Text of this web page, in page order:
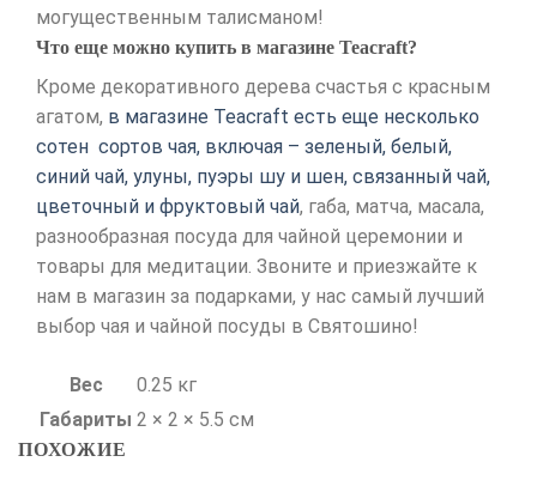
могущественным талисманом!
Что еще можно купить в магазине Teacraft?
Кроме декоративного дерева счастья с красным
агатом, в магазине Teacraft есть еще несколько
сотен сортов чая, включая – зеленый, белый,
синий чай, улуны, пуэры шу и шен, связанный чай,
цветочный и фруктовый чай, габа, матча, масала,
разнообразная посуда для чайной церемонии и
товары для медитации. Звоните и приезжайте к
нам в магазин за подарками, у нас самый лучший
выбор чая и чайной посуды в Святошино!
Вес
0.25 кг
Габариты 2 × 2 × 5.5 см
ПОХОЖИЕ